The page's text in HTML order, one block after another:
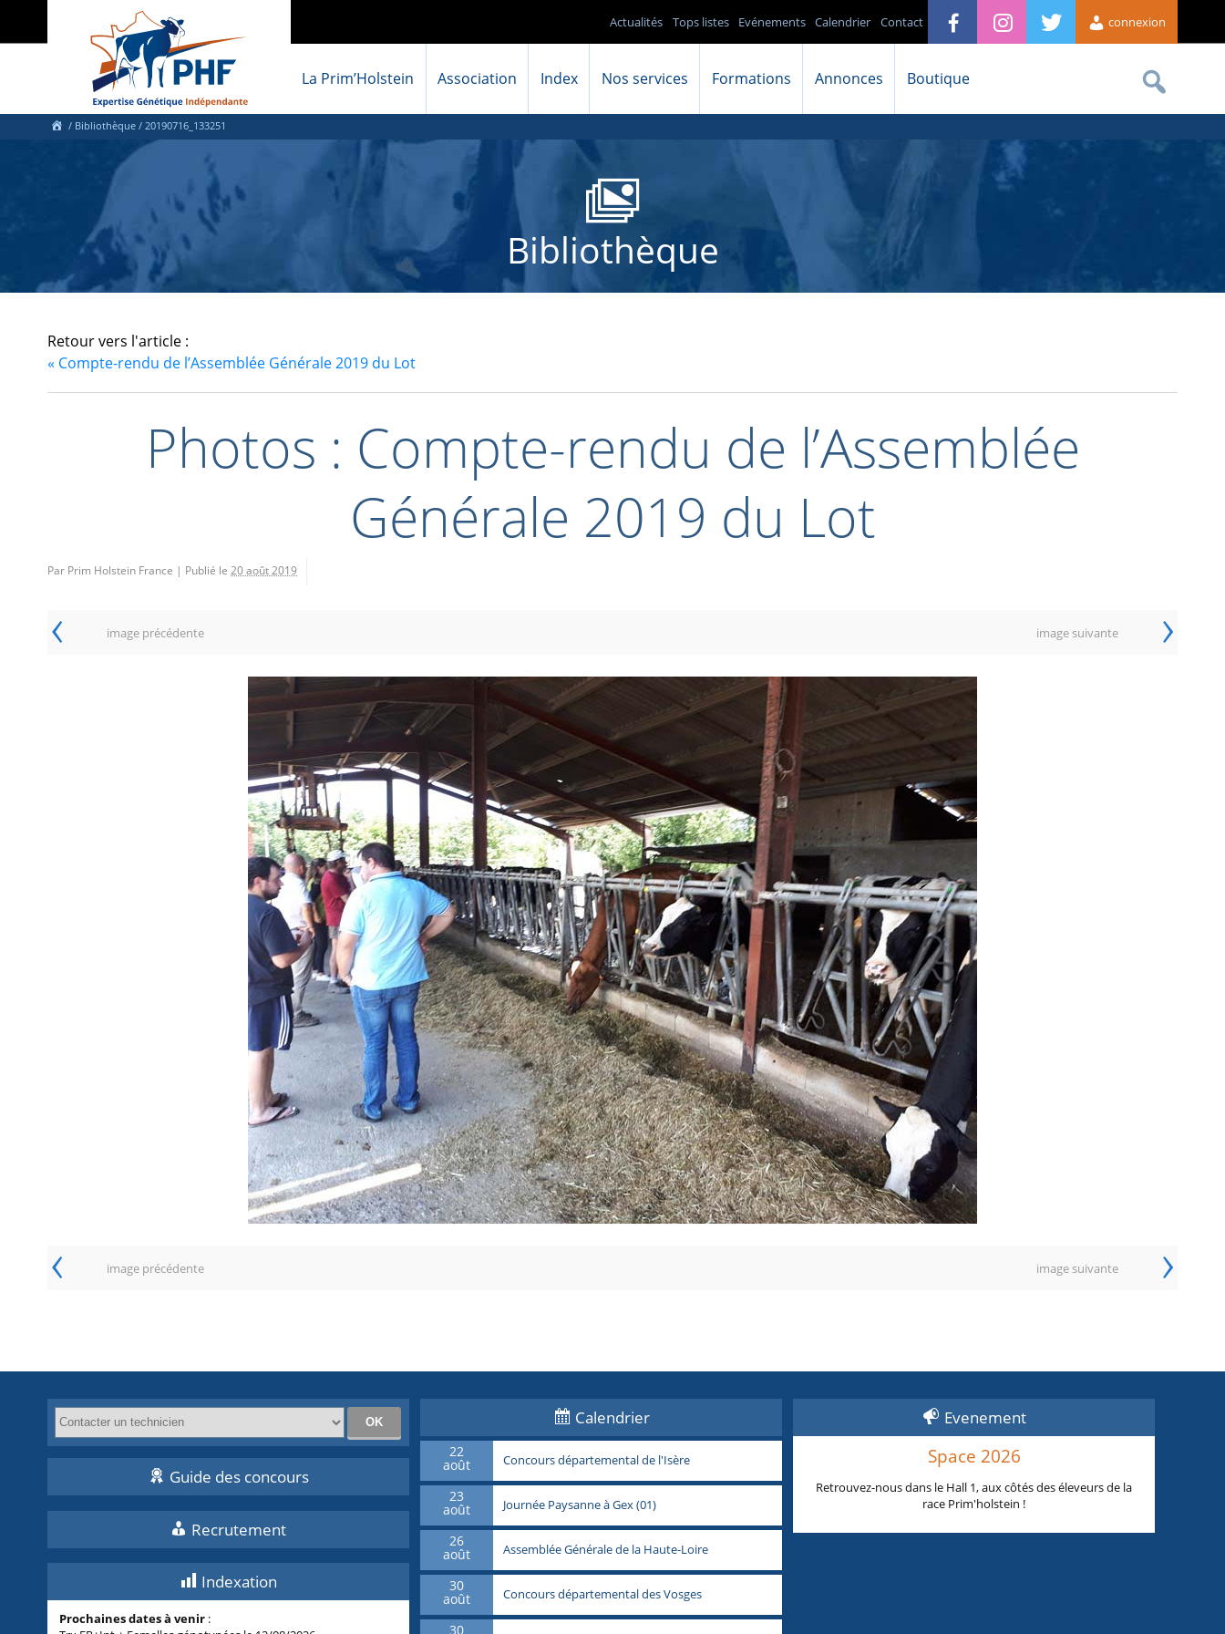
connexion
Contact
Calendrier
Evénements
Tops listes
Actualités
La Prim’Holstein Association Index Nos services Formations Annonces Boutique
/ Bibliothèque / 20190716_133251
Bibliothèque
Retour vers l'article :
« Compte-rendu de l’Assemblée Générale 2019 du Lot
Photos : Compte-rendu de l’Assemblée
Générale 2019 du Lot
Par Prim Holstein France | Publié le 20 août 2019
‹ image précédente image suivante ›
‹ image précédente image suivante ›
Guide des concours
Recrutement
Indexation
Prochaines dates à venir :
Calendrier
22
août Concours départemental de l'Isère
23
août Journée Paysanne à Gex (01)
26
août Assemblée Générale de la Haute-Loire
30
août Concours départemental des Vosges
30
Evenement
Space 2026
Retrouvez-nous dans le Hall 1, aux côtés des éleveurs de la
race Prim'holstein !